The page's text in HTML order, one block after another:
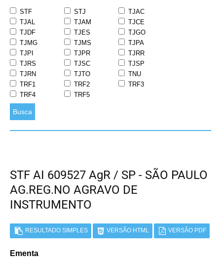
STF STJ
TJAC
TJAL
TJAM
TJCE
TJDF
TJES
TJGO
TJMG
TJMS
TJPA
TJPI
TJPR
TJRR
TJRS
TJSC
TJSP
TJRN
TJTO
TNU
TRF1
TRF2
TRF3
TRF4
TRF5
Busca
STF AI 609527 AgR / SP - SÃO PAULO
AG.REG.NO AGRAVO DE
INSTRUMENTO
RESULTADO SIMPLES VERSÃO HTML VERSÃO PDF
Ementa